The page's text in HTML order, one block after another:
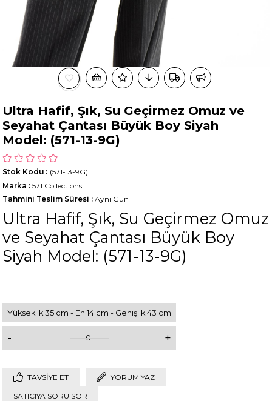
Ultra Hafif, Şık, Su Geçirmez Omuz ve
Seyahat Çantası Büyük Boy Siyah
Model: (571-13-9G)
(571-13-9G)
Stok Kodu
Marka : 571 Collections
Tahmini Teslim Süresi : Aynı Gün
Ultra Hafif, Şık, Su Geçirmez Omuz
ve Seyahat Çantası Büyük Boy
Siyah Model: (571-13-9G)
Yükseklik 35 cm - En 14 cm - Genişlik 43 cm
- 0 +
TAVSIYE ET YORUM YAZ
SATICIYA SORU SOR